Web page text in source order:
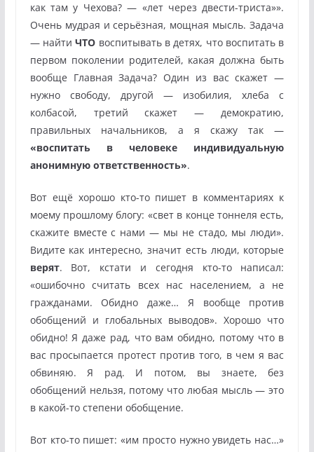
как там у Чехова? — «лет через двести-триста»».
Очень мудрая и серьёзная, мощная мысль. Задача
— найтиЧТО воспитывать в детях, что воспитать в
первом поколении родителей, какая должна быть
вообще Главная Задача? Один из вас скажет —
нужно свободу, другой — изобилия, хлеба с
колбасой, третий скажет — демократию,
правильных начальников, а я скажу так —
«воспитать в человеке индивидуальную
анонимную ответственность».
Вот ещё хорошо кто-то пишет в комментариях к
моему прошлому блогу: «свет в конце тоннеля есть,
скажите вместе с нами — мы не стадо, мы люди».
Видите как интересно, значит есть люди, которые
верят. Вот, кстати и сегодня кто-то написал:
«ошибочно считать всех нас населением, а не
гражданами. Обидно даже… Я вообще против
обобщений и глобальных выводов». Хорошо что
обидно! Я даже рад, что вам обидно, потому что в
вас просыпается протест против того, в чем я вас
обвиняю. Я рад. И потом, вы знаете, без
обобщений нельзя, потому что любая мысль — это
в какой-то степени обобщение.
Вот кто-то пишет: «им просто нужно увидеть нас…»